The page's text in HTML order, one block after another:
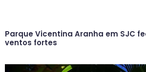
Parque Vicentina Aranha em SJC
ventos fortes